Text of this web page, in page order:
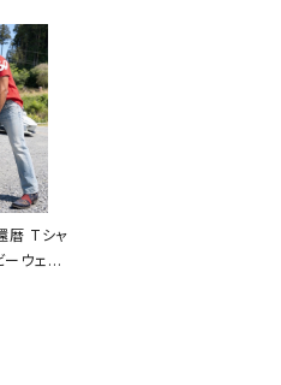
Tシャ
ウェイト
ザイン